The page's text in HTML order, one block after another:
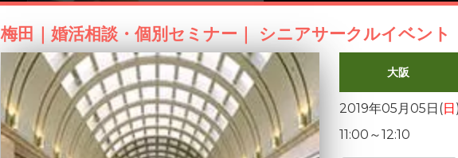
梅田｜婚活相談・個別セミナー｜ シニアサークルイベント
大阪
2019年05月05日(日
11:00 ～12:10